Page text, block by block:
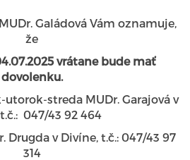
Galádová Vám oznamuje,
že
vrátane bude mať
dovolenku.
streda MUDr. Garajová v
047/43 92 464
v Divíne, t.č.: 047/43 97
314